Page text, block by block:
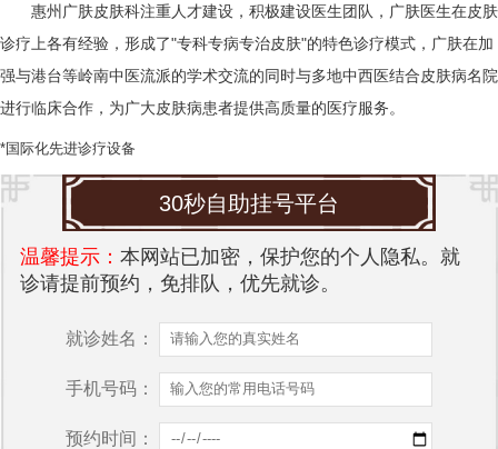
惠州广肤皮肤科注重人才建设，积极建设医生团队，广肤医生在皮肤
诊疗上各有经验，形成了"专科专病专治皮肤"的特色诊疗模式，广肤在加
强与港台等岭南中医流派的学术交流的同时与多地中西医结合皮肤病名院
进行临床合作，为广大皮肤病患者提供高质量的医疗服务。
*国际化先进诊疗设备
30秒自助挂号平台
温馨提示： 本网站已加密，保护您的个人隐私。就
诊请提前预约，免排队，优先就诊。
就诊姓名：
手机号码：
预约时间：